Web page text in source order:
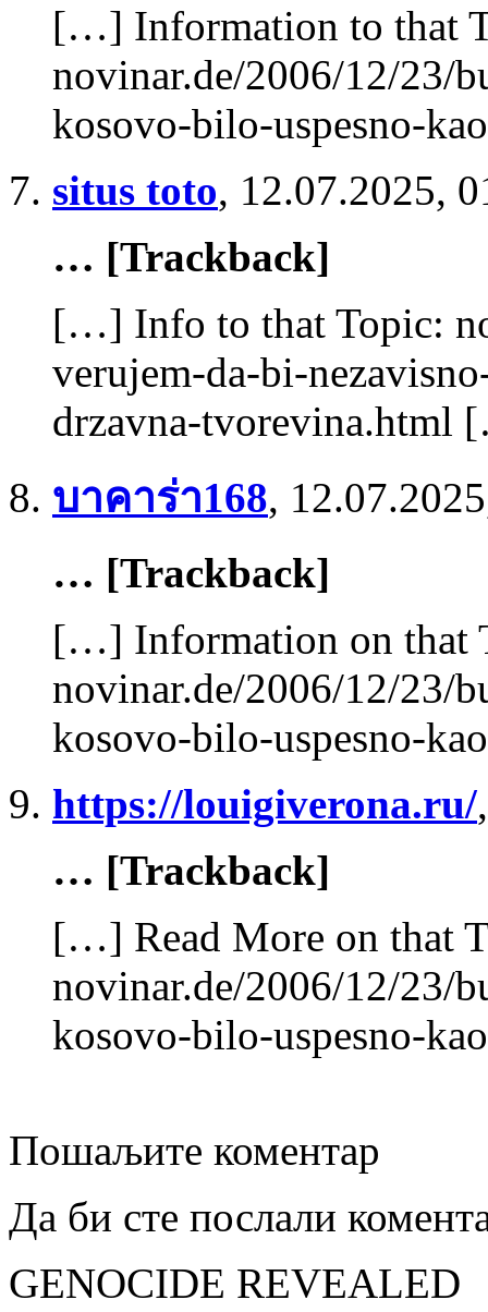
[…] Information to that
novinar.de/2006/12/23/
kosovo-bilo-uspesno-
situs toto, 12.07.2025,
… [Trackback]
[…] Info to that Topic:
verujem-da-bi-
drzavna-tvorevina.html
บาคาร่า168,
… [Trackback]
[…] Information on that
novinar.de/2006/12/23/
kosovo-bilo-uspesno-
https://louigiverona.ru/
… [Trackback]
[…] Read More on that
novinar.de/2006/12/23/
kosovo-bilo-uspesno-
Пошаљите коментар
Да би сте послали
GENOCIDE REVEALED